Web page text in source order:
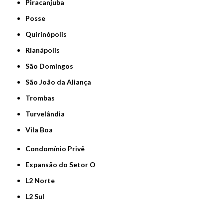
Piracanjuba
Posse
Quirinópolis
Rianápolis
São Domingos
São João da Aliança
Trombas
Turvelândia
Vila Boa
Condomínio Privê
Expansão do Setor O
L2 Norte
L2 Sul